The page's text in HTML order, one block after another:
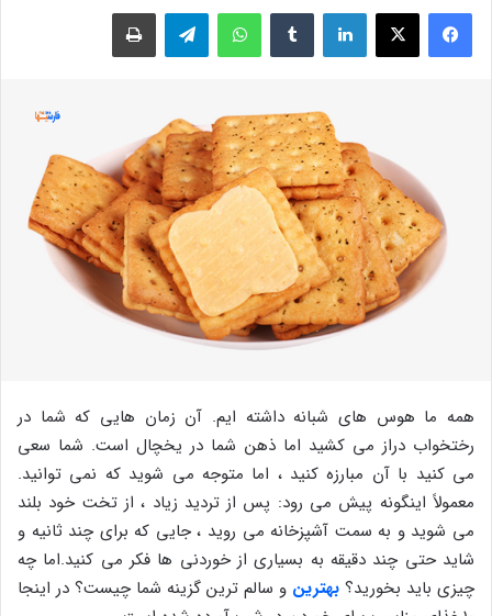
فیسبوک لینکدین واتس آپ
همه ما هوس های شبانه داشته ایم. آن زمان هایی که شما در
رختخواب دراز می کشید اما ذهن شما در یخچال است. شما سعی
می کنید با آن مبارزه کنید ، اما متوجه می شوید که نمی توانید.
معمولاً اینگونه پیش می رود: پس از تردید زیاد ، از تخت خود بلند
می شوید و به سمت آشپزخانه می روید ، جایی که برای چند ثانیه و
شاید حتی چند دقیقه به بسیاری از خوردنی ها فکر می کنید.اما چه
چیزی باید بخورید؟ بهترین و سالم ترین گزینه شما چیست؟ در اینجا